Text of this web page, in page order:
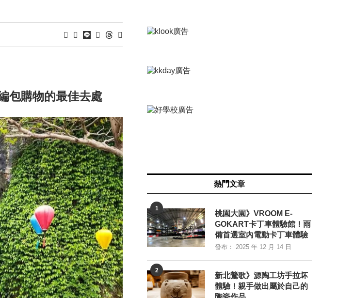
包購物的最佳去處
熱門文章
1
桃園大園》VROOM E-
GOKART卡丁車體驗館！雨
備首選室內電動卡丁車體驗
發布： 2025 年 12 月 14 日
2
新北鶯歌》源陶工坊手拉坏
體驗！親手做出屬於自己的